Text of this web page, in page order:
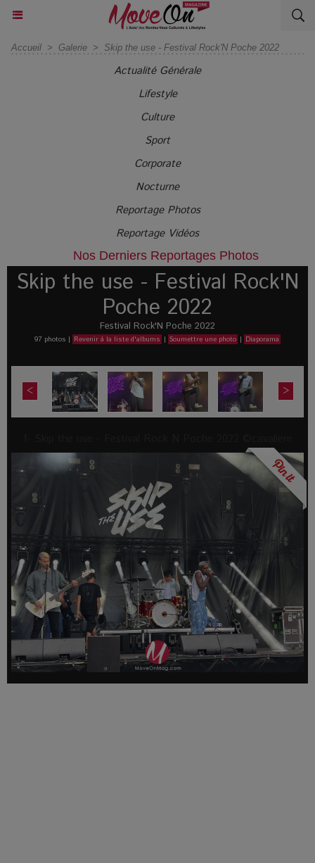
Accueil > Galerie > Skip the use - Festival Rock'N Poche 2022
Actualité Générale
Lifestyle
Culture
Sport
Corporate
Nocturne
Reportage Photos
Reportage Vidéos
Nos Derniers Reportages Photos
Skip the use - Festival Rock'N
Poche 2022
Festival Rock'N Poche 2022
97 photos | Revenir à la liste d'albums | Soumettre une photo | Diaporama
< >